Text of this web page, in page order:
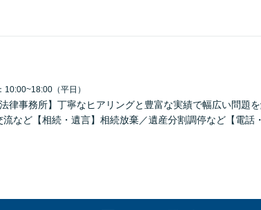
10:00~18:00（平日）
律事務所】丁寧なヒアリングと豊富な実績で幅広い問題
など【相続・遺言】相続放棄／遺産分割調停など【電話